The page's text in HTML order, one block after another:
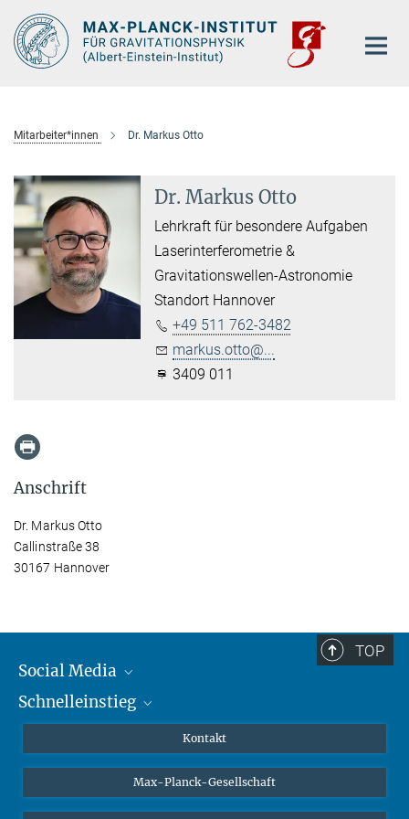
Hauptinhalt
Mitarbeiter*innen Dr. Markus Otto
Dr. Markus Otto
Lehrkraft für besondere Aufgaben
Laserinterferometrie &
Gravitationswellen-Astronomie
Standort Hannover
+49 511 762-3482
markus.otto@...
3409 011
Anschrift
Dr. Markus Otto
Callinstraße 38
30167 Hannover
TOP
Social Media
Mastodon
Schnelleinstieg
Studierende
Schüler*innen
Kontakt
Max-Planck-Gesellschaft